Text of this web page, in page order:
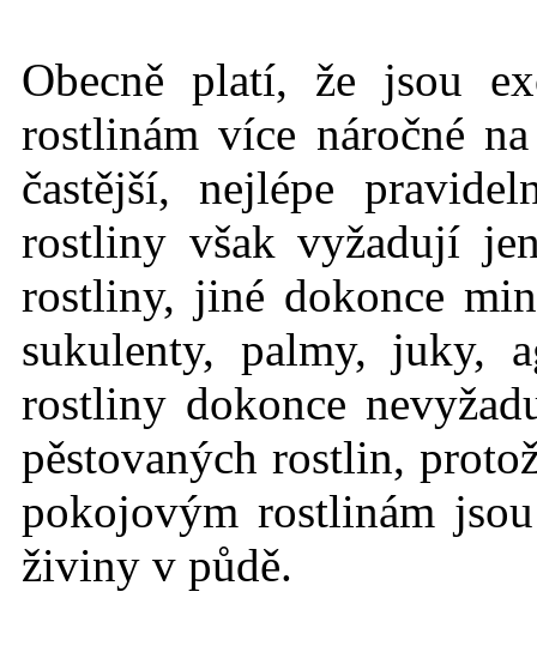
Obecně platí, že jsou
rostlinám více náročné
častější, nejlépe
rostliny však vyžadují
rostliny, jiné dokonce
sukulenty, palmy, juky,
rostliny dokonce
pěstovaných rostlin,
pokojovým rostlinám
živiny v půdě.